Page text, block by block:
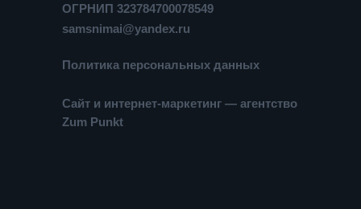
Политика персональных данных
ОГРНИП 323784700078549
samsnimai@yandex.ru
Сайт и интернет-маркетинг — агентство
Zum Punkt